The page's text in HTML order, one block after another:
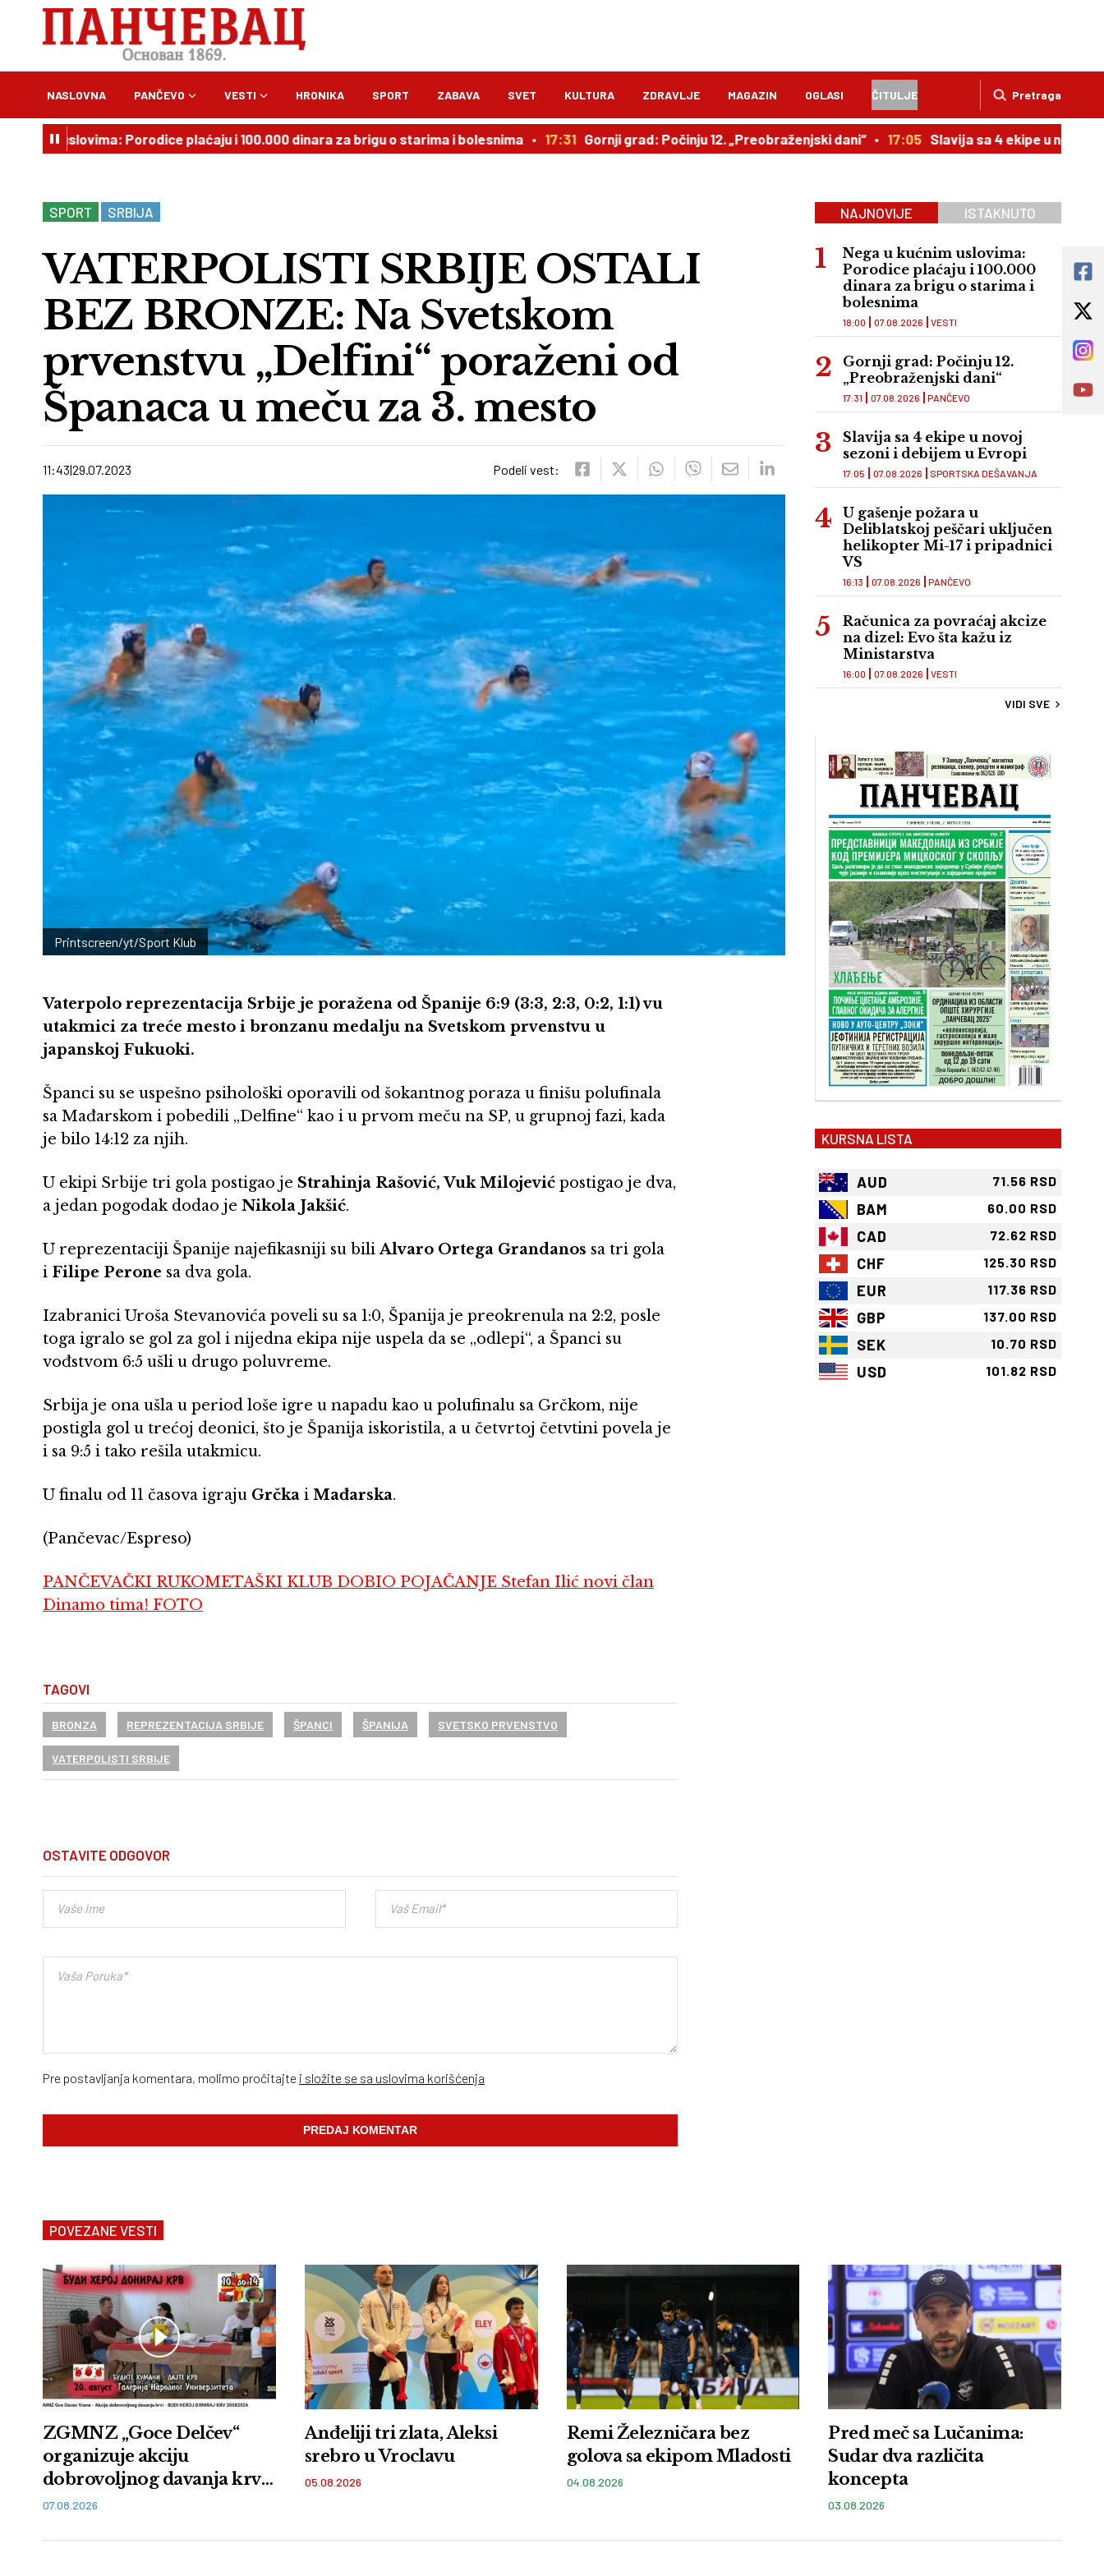
Pretraga
NASLOVNA PANČEVO VESTI HRONIKA SPORT ZABAVA SVET KULTURA ZDRAVLJE MAGAZIN OGLASI ČITULJE
uslovima: Porodice plaćaju i 100.000 dinara za brigu o starima i bolesnima 17:31 Gornji grad: Počinju 12. „Preobraženjski dani“ 17:05 Slavija sa 4 ekipe u novoj sezoni i
SPORT SRBIJA
VATERPOLISTI SRBIJE OSTALI
BEZ BRONZE: Na Svetskom
prvenstvu „Delfini“ poraženi od
Španaca u meču za 3. mesto
11:43 29.07.2023 Podeli vest:
Printscreen/yt/Sport Klub
Vaterpolo reprezentacija Srbije je poražena od Španije 6:9 (3:3, 2:3, 0:2, 1:1) vu
utakmici za treće mesto i bronzanu medalju na Svetskom prvenstvu u
japanskoj Fukuoki.
Španci su se uspešno psihološki oporavili od šokantnog poraza u finišu polufinala
sa Mađarskom i pobedili „Delfine“ kao i u prvom meču na SP, u grupnoj fazi, kada
je bilo 14:12 za njih.
U ekipi Srbije tri gola postigao je Strahinja Rašović, Vuk Milojević postigao je dva,
a jedan pogodak dodao je Nikola Jakšić.
U reprezentaciji Španije najefikasniji su biliAlvaro Ortega Grandanos sa tri gola
i Filipe Perone sa dva gola.
Izabranici Uroša Stevanovića poveli su sa 1:0, Španija je preokrenula na 2:2, posle
toga igralo se gol za gol i nijedna ekipa nije uspela da se „odlepi“, a Španci su
vođstvom 6:5 ušli u drugo poluvreme.
Srbija je ona ušla u period loše igre u napadu kao u polufinalu sa Grčkom, nije
postigla gol u trećoj deonici, što je Španija iskoristila, a u četvrtoj četvtini povela je
i sa 9:5 i tako rešila utakmicu.
U finalu od 11 časova igraju Grčka i Mađarska.
(Pančevac/Espreso)
PANČEVAČKI RUKOMETAŠKI KLUB DOBIO POJAČANJE Stefan Ilić novi član
Dinamo tima! FOTO
TAGOVI
BRONZA REPREZENTACIJA SRBIJE ŠPANCI ŠPANIJA SVETSKO PRVENSTVO
VATERPOLISTI SRBIJE
OSTAVITE ODGOVOR
Pre postavljanja komentara, molimo pročitajte i složite se sa uslovima korišćenja
NAJNOVIJE ISTAKNUTO
Nega u kućnim uslovima:
Porodice plaćaju i 100.000
dinara za brigu o starima i
bolesnima
VESTI
18:00 07.08.2026
Gornji grad: Počinju 12.
„Preobraženjski dani“
PANČEVO
17:31 07.08.2026
Slavija sa 4 ekipe u novoj
sezoni i debijem u Evropi
SPORTSKA DEŠAVANJA
17:05 07.08.2026
U gašenje požara u
Deliblatskoj peščari uključen
helikopter Mi-17 i pripadnici
VS
PANČEVO
16:13 07.08.2026
Računica za povraćaj akcize
na dizel: Evo šta kažu iz
Ministarstva
VESTI
16:00 07.08.2026
VIDI SVE
KURSNA LISTA
AUD 71.56 RSD
BAM 60.00 RSD
CAD 72.62 RSD
CHF 125.30 RSD
EUR 117.36 RSD
GBP 137.00 RSD
SEK 10.70 RSD
USD 101.82 RSD
POVEZANE VESTI
ZGMNZ „Goce Delčev“
organizuje akciju
dobrovoljnog davanja krvi
u Vranju: Budi heroj,
07.08.2026
Anđeliji tri zlata, Aleksi
srebro u Vroclavu
05.08.2026
Remi Železničara bez
golova sa ekipom Mladosti
04.08.2026
Pred meč sa Lučanima:
Sudar dva različita
koncepta
03.08.2026